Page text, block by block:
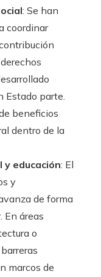
: Se han
coordinar
Estado parte.
beneficios
dentro de la
y educación: El
y
de forma
En áreas
o
marcos de